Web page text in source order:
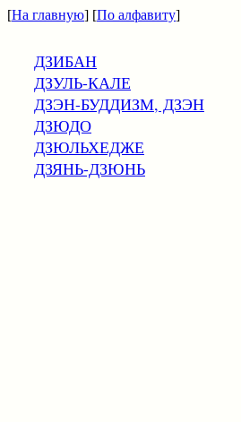
[На главную] [По алфавиту]
ДЗИБАН
ДЗУЛЬ-КАЛЕ
ДЗЭН-БУДДИЗМ, ДЗЭН
ДЗЮДО
ДЗЮЛЬХЕДЖЕ
ДЗЯНЬ-ДЗЮНЬ